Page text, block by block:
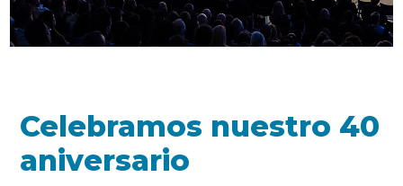
Celebramos nuestro 40
aniversario